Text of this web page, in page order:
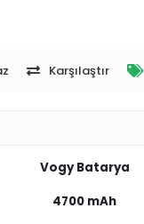
Karşılaştır
Vogy Batarya
4700 mAh